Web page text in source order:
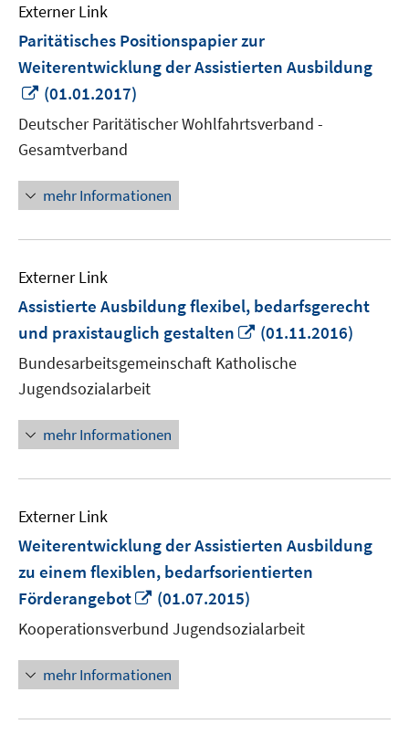
Externer Link
Paritätisches Positionspapier zur
Weiterentwicklung der Assistierten Ausbildung
In
neuem
Fenster
öffnen
(01.01.2017)
Deutscher Paritätischer Wohlfahrtsverband -
Gesamtverband
mehr Informationen
Externer Link
Assistierte Ausbildung flexibel, bedarfsgerecht
und praxistauglich gestalten
In
neuem
Fenster
(01.11.2016)
Bundesarbeitsgemeinschaft Katholische
Jugendsozialarbeit
mehr Informationen
Externer Link
Weiterentwicklung der Assistierten Ausbildung
zu einem flexiblen, bedarfsorientierten
Förderangebot
In
neuem
Fenster
öffnen
(01.07.2015)
Kooperationsverbund Jugendsozialarbeit
mehr Informationen